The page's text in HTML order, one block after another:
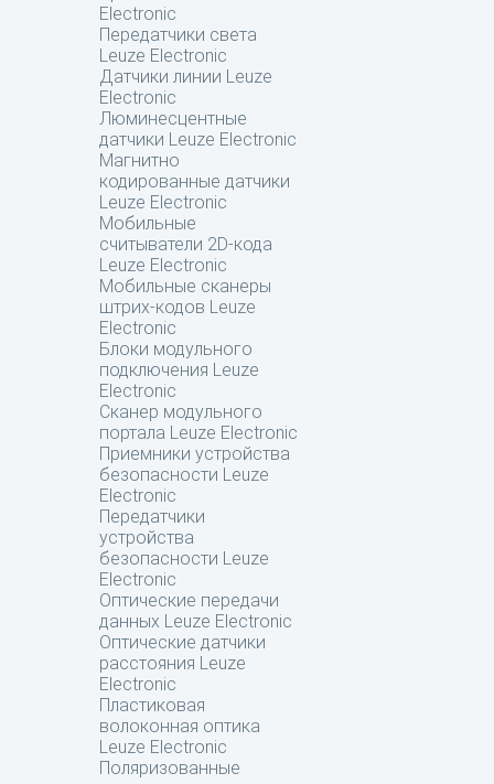
Electronic
Передатчики света
Leuze Electronic
Датчики линии Leuze
Electronic
Люминесцентные
датчики Leuze Electronic
Магнитно
кодированные датчики
Leuze Electronic
Мобильные
считыватели 2D-кода
Leuze Electronic
Мобильные сканеры
штрих-кодов Leuze
Electronic
Блоки модульного
подключения Leuze
Electronic
Сканер модульного
портала Leuze Electronic
Приемники устройства
безопасности Leuze
Electronic
Передатчики
устройства
безопасности Leuze
Electronic
Оптические передачи
данных Leuze Electronic
Оптические датчики
расстояния Leuze
Electronic
Пластиковая
волоконная оптика
Leuze Electronic
Поляризованные